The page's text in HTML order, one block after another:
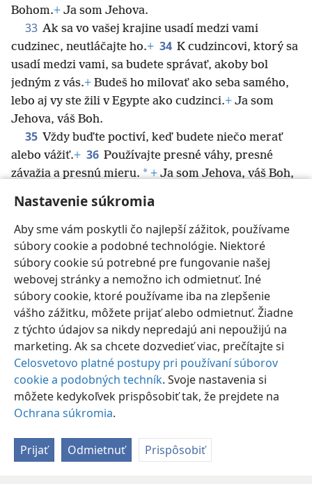
Nastavenie súkromia
Aby sme vám poskytli čo najlepší zážitok, používame
súbory cookie a podobné technológie. Niektoré
súbory cookie sú potrebné pre fungovanie našej
webovej stránky a nemožno ich odmietnuť. Iné
súbory cookie, ktoré používame iba na zlepšenie
vášho zážitku, môžete prijať alebo odmietnuť. Žiadne
z týchto údajov sa nikdy nepredajú ani nepoužijú na
marketing. Ak sa chcete dozvedieť viac, prečítajte si
Celosvetovo platné postupy pri používaní súborov
cookie a podobných techník. Svoje nastavenia si
môžete kedykoľvek prispôsobiť tak, že prejdete na
Ochrana súkromia.
Prijať Odmietnuť Prispôsobiť
Bohom.+ Ja som Jehova.
33 Ak sa vo vašej krajine usadí medzi vami
cudzinec, neutláčajte ho.+ 34 K cudzincovi, ktorý sa
usadí medzi vami, sa budete správať, akoby bol
jedným z vás.+ Budeš ho milovať ako seba samého,
lebo aj vy ste žili v Egypte ako cudzinci.+ Ja som
Jehova, váš Boh.
35 Vždy buďte poctiví, keď budete niečo merať
alebo vážiť.+ 36 Používajte presné váhy, presné
závažia a presnú mieru. * +Ja som Jehova, váš Boh,
dodržiavajte všetky moje zákony a všetky moje
právne predpisy a riaďte sa nimi.+Ja som Jehova.‘“
Slovenčina Poslať odkaz Nastavenia
Copyright © 2026 Watch Tower Bible and Tract Society of Pennsylvania
Podmienky používania Ochrana súkromia
Nastavenie súkromia
JW.ORG
Prihlásiť sa